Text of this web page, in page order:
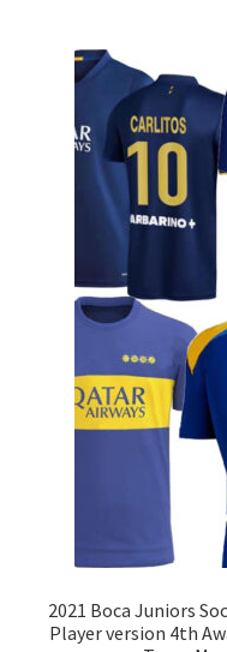
2021 Boca Juniors
Player version 4th